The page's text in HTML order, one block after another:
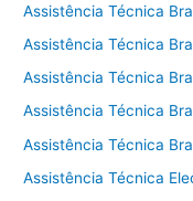
Assistência Técnica
Assistência Técnica
Assistência Técnica
Assistência Técnica
Assistência Técnica
Assistência Técnica